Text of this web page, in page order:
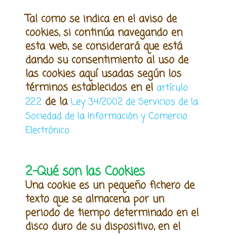
Tal como se indica en el aviso de
cookies, si continúa navegando en
esta web, se considerará que está
dando su consentimiento al uso de
las cookies aquíusadas según los
términos establecidos en el artículo
22.2 de la Ley 34/2002 de Servicios de la
Sociedad de la Información y Comercio
Electrónico
2-Qué son las Cookies
Una cookie es un pequeño fichero de
texto que se almacena por un
periodo de tiempo determinado en el
disco duro desudispositivo, en el